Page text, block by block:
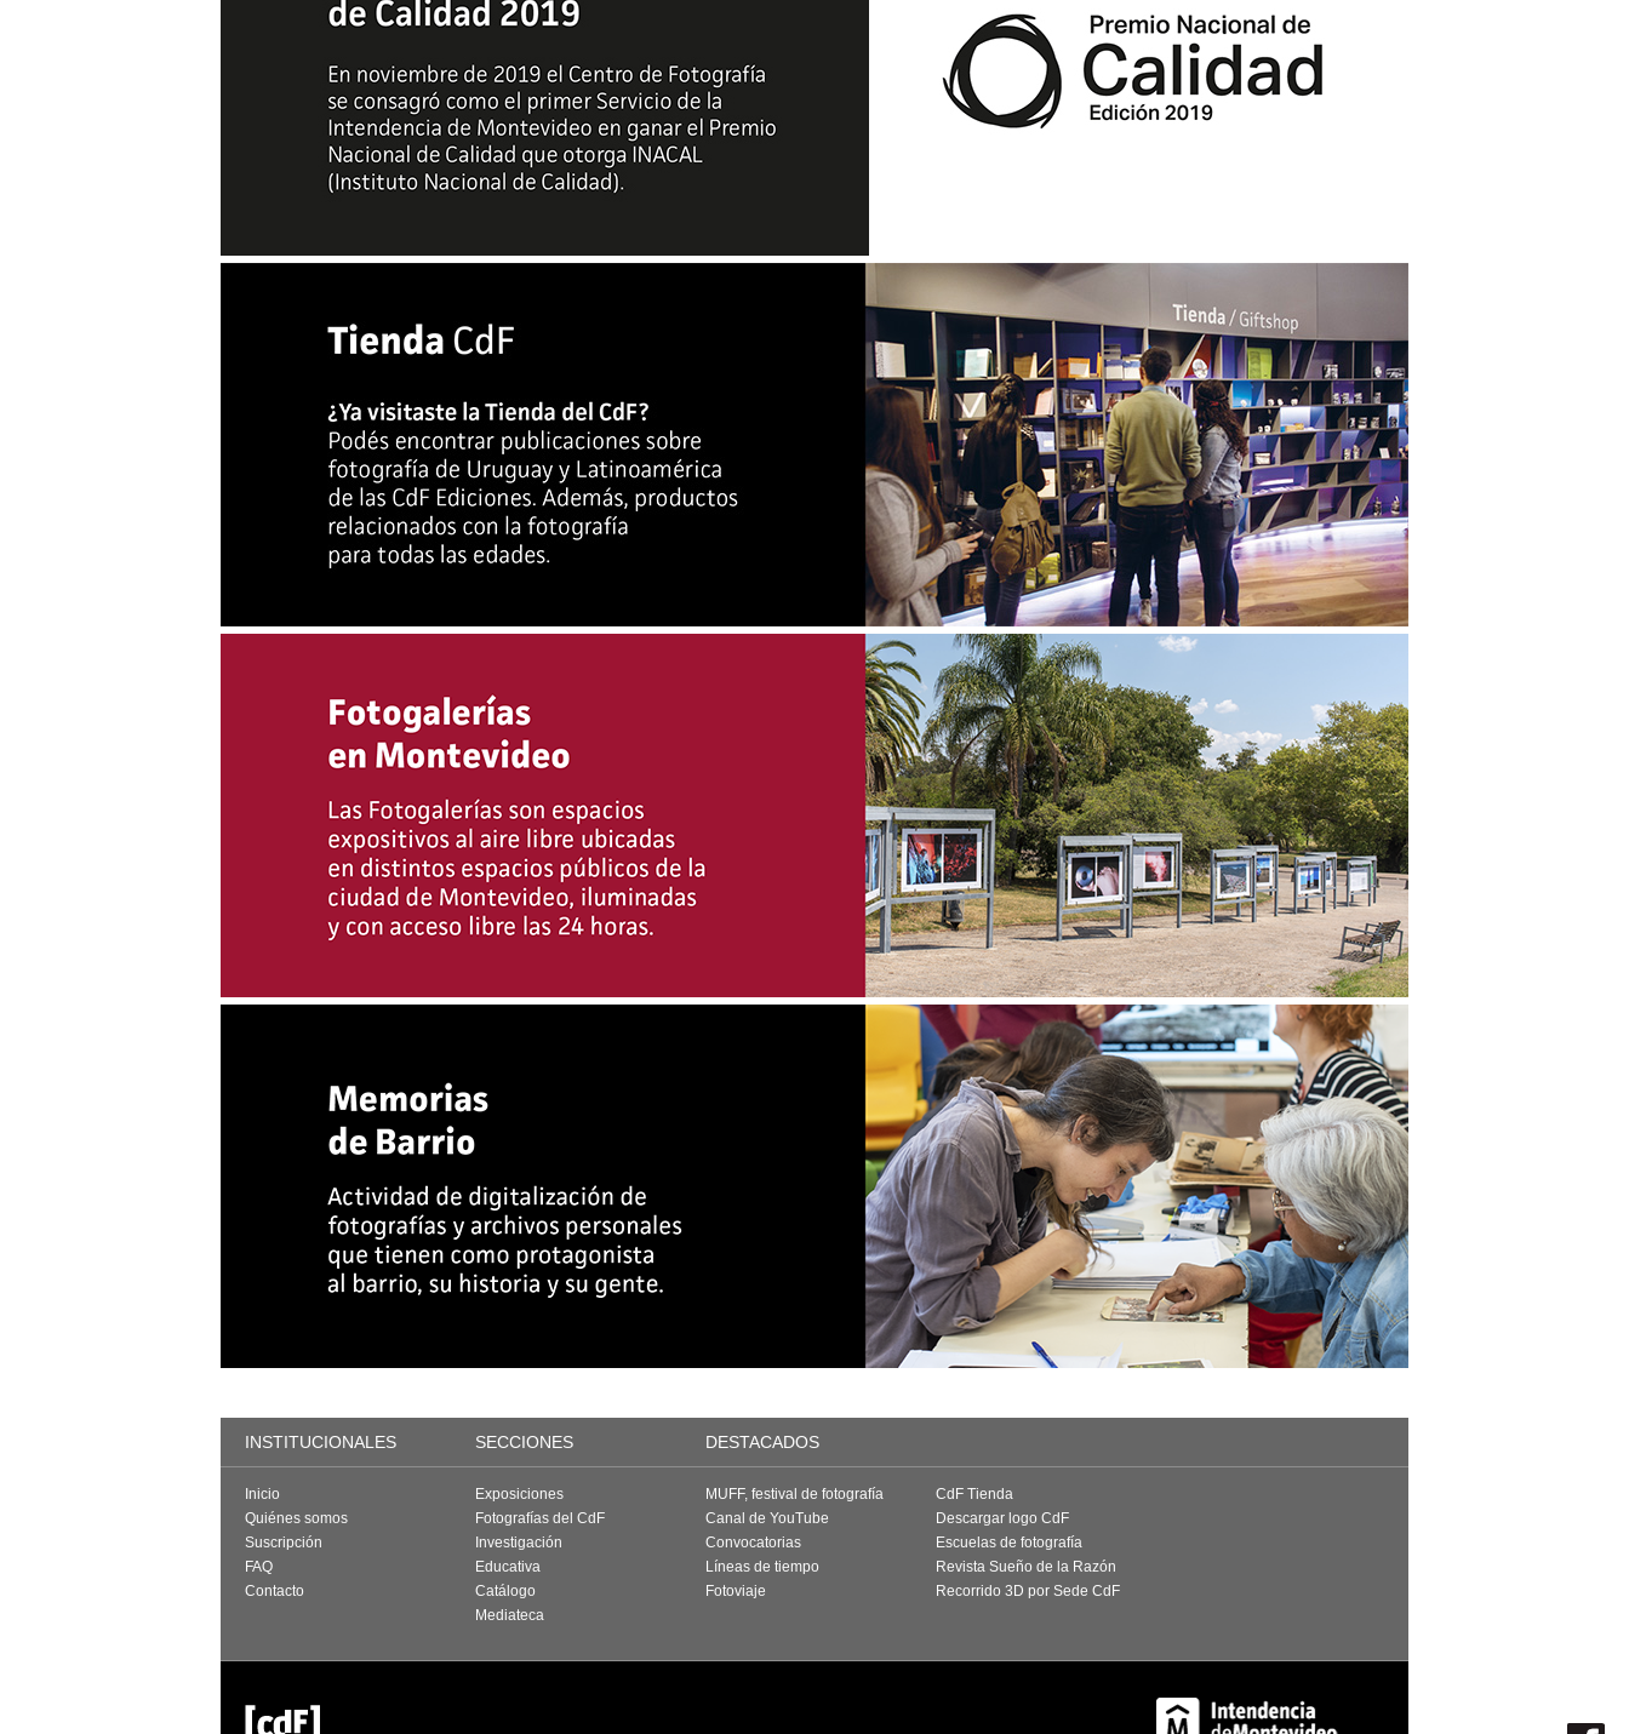
INSTITUCIONALES SECCIONES DESTACADOS
Inicio
Quiénes somos
Suscripción
FAQ
Contacto
Exposiciones
Fotografías del CdF
Investigación
Educativa
Catálogo
Mediateca
MUFF, festival de fotografía
Canal de YouTube
Convocatorias
Líneas de tiempo
Fotoviaje
CdF Tienda
Descargar logo CdF
Escuelas de fotografía
Revista Sueño de la Razón
Recorrido 3D por Sede CdF